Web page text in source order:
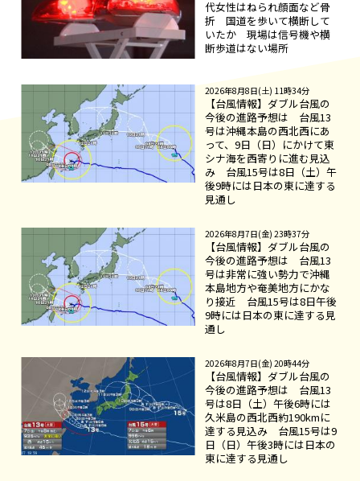
代女性はねられ顔面など骨
折 国道を歩いて横断して
いたか 現場は信号機や横
断歩道はない場所
2026年8月8日(土) 11時34分
【台風情報】ダブル台風の
今後の進路予想は 台風13
号は沖縄本島の西北西にあ
って、9日（日）にかけて東
シナ海を西寄りに進む見込
み 台風15号は8日（土）午
後9時には日本の東に達する
見通し
2026年8月7日(金) 23時37分
【台風情報】ダブル台風の
今後の進路予想は 台風13
号は非常に強い勢力で沖縄
本島地方や奄美地方にかな
り接近 台風15号は8日午後
9時には日本の東に達する見
通し
2026年8月7日(金) 20時44分
【台風情報】ダブル台風の
今後の進路予想は 台風13
号は8日（土）午後6時には
久米島の西北西約190kmに
達する見込み 台風15号は9
日（日）午後3時には日本の
東に達する見通し